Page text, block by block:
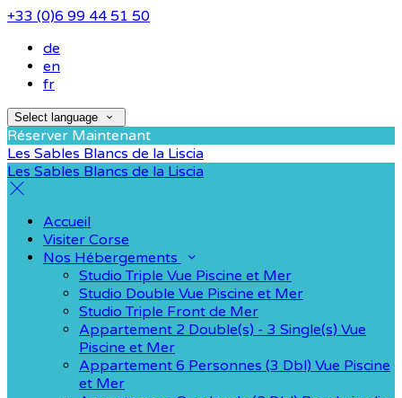
+33 (0)6 99 44 51 50
de
en
fr
Select language
Réserver Maintenant
Les Sables Blancs de la Liscia
Les Sables Blancs de la Liscia
Accueil
Visiter Corse
Nos Hébergements
Studio Triple Vue Piscine et Mer
Studio Double Vue Piscine et Mer
Studio Triple Front de Mer
Appartement 2 Double(s) - 3 Single(s) Vue
Piscine et Mer
Appartement 6 Personnes (3 Dbl) Vue Piscine
et Mer